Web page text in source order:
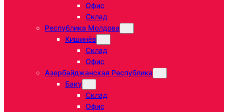
Офис
Склад
Республика Молдова
Кишинёв
Склад
Офис
Азербайджанская Республика
Баку
Склад
Офис